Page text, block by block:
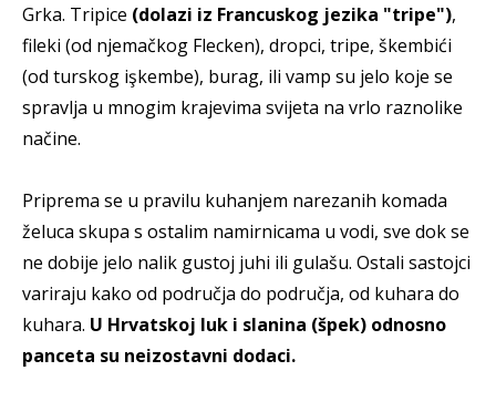
Grka. Tripice (dolazi iz Francuskog jezika "tripe"),
fileki (od njemačkog Flecken), dropci, tripe, škembići
(od turskog işkembe), burag, ili vamp su jelo koje se
spravlja u mnogim krajevima svijeta na vrlo raznolike
načine.
Priprema se u pravilu kuhanjem narezanih komada
želuca skupa s ostalim namirnicama u vodi, sve dok se
ne dobije jelo nalik gustoj juhi ili gulašu. Ostali sastojci
variraju kako od područja do područja, od kuhara do
kuhara. U Hrvatskoj luk i slanina (špek) odnosno
panceta su neizostavni dodaci.